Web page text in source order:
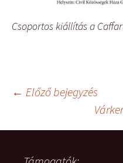
Csoportos kiállítás a
← Előző bejegyzés